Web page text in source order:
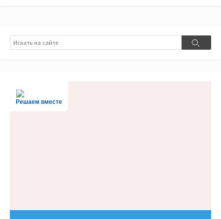
Поиск
Поиск
Решаем вместе